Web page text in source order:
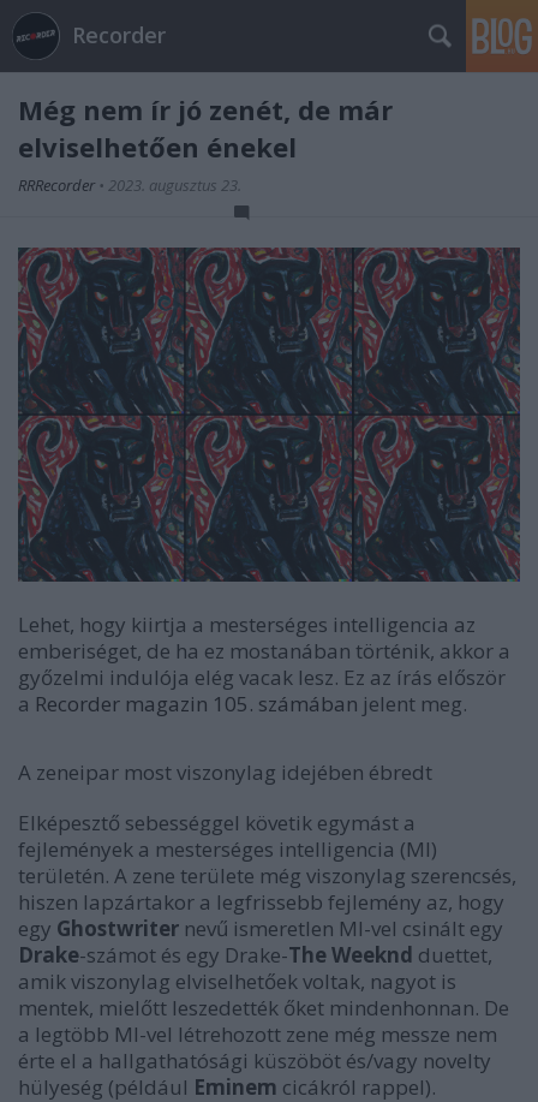
Recorder
Még nem ír jó zenét, de már
elviselhetően énekel
RRRecorder • 2023. augusztus 23.
Lehet, hogy kiirtja a mesterséges intelligencia az
emberiséget, de ha ez mostanában történik, akkor a
győzelmi indulója elég vacak lesz. Ez az írás először
a Recorder magazin 105. számában jelent meg.
A zeneipar most viszonylag idejében ébredt
Elképesztő sebességgel követik egymást a
fejlemények a mesterséges intelligencia (MI)
területén. A zene területe még viszonylag szerencsés,
hiszen lapzártakor a legfrissebb fejlemény az, hogy
egy Ghostwriter nevű ismeretlen MI-vel csinált egy
Drake-számot és egy Drake-The Weeknd duettet,
amik viszonylag elviselhetőek voltak, nagyot is
mentek, mielőtt leszedették őket mindenhonnan. De
a legtöbb MI-vel létrehozott zene még messze nem
érte el a hallgathatósági küszöböt és/vagy novelty
hülyeség (például Eminem cicákról rappel).